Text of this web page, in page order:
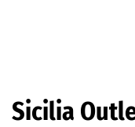
Sicilia